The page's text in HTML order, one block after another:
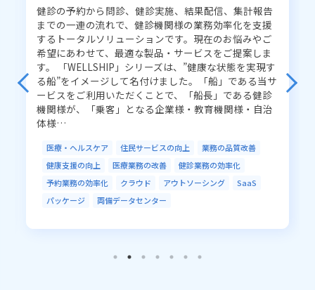
予約業務の効率化
インフラ業務の改善
システム運用の改善
販売管理業務の改善
生産管理業務の改善
倉庫管理業務の改善
管理業務の効率化
資産運用 アルゴリズム開発
ソリューションから探す
ネットワーク／通信
クラウド
システムインテグレーション
AI／IoT
データセンター
セキュリティ
健診の予約から問診、健診実施、結果配信、集計報告
までの一連の流れで、健診機関様の業務効率化を支援
するトータルソリューションです。現在のお悩みやご
希望にあわせて、最適な製品・サービスをご提案しま
す。 「WELLSHIP」シリーズは、”健康な状態を実現す
る船”をイメージして名付けました。「船」である当サ
ービスをご利用いただくことで、「船長」である健診
機関様が、「乗客」となる企業様・教育機関様・自治
体様…
医療・ヘルスケア 住民サービスの向上
業務の品質改善
健康支援の向上
医療業務の改善
健診業務の効率化
予約業務の効率化
クラウド アウトソーシング
SaaS
パッケージ
両備データセンター